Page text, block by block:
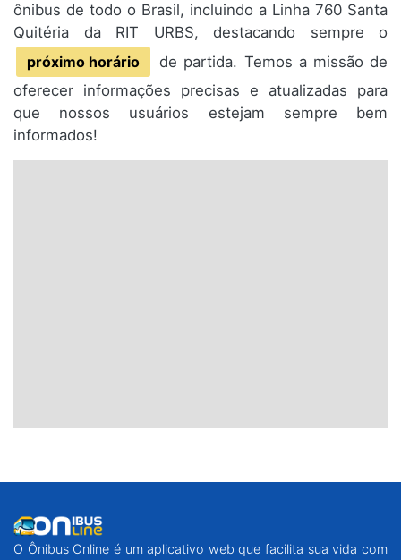
ônibus de todo o Brasil, incluindo a Linha 760 Santa
Quitéria da RIT URBS, destacando sempre o
próximo horário
de partida. Temos a missão de
oferecer informações precisas e atualizadas para
que nossos usuários estejam sempre bem
informados!
O Ônibus Online é um aplicativo web que facilita sua vida com